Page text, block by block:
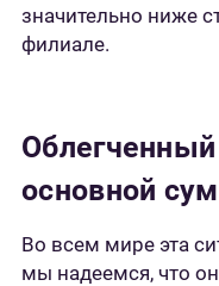
значительно ниже
филиале.
основной
Во всем мире эта
мы надеемся, что